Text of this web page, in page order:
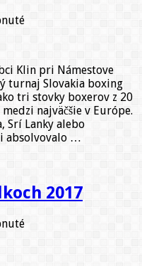
na
ovládli
SLOVAKIA
BOXING
CUP
Klin pri Námestove
turnaj Slovakia boxing
tri stovky boxerov z 20
najväčšie v Európe.
Srí Lanky alebo
absolvovalo …
2017
na